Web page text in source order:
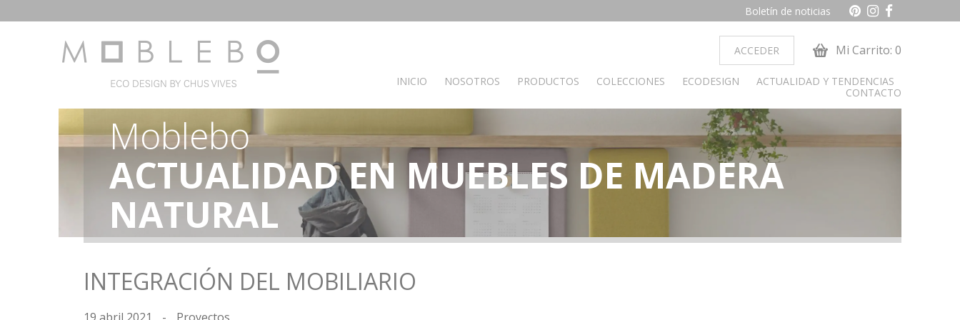
Boletín de noticias
ACCEDER Mi Carrito: 0
INICIO NOSOTROS PRODUCTOS COLECCIONES ECODESIGN
ACTUALIDAD Y TENDENCIAS
CONTACTO
Auxiliares
Bancos
Espejos
Mesas auxiliares
Percheros
Recibidores
Baño
Muebles de Baño
Cocina
Mobiliario cocina
Dormitorio juvenil
Armarios
Camas y cabeceros
Librerías
Moblebo
ACTUALIDAD EN MUEBLES DE MADERA
NATURAL
INTEGRACIÓN DEL MOBILIARIO